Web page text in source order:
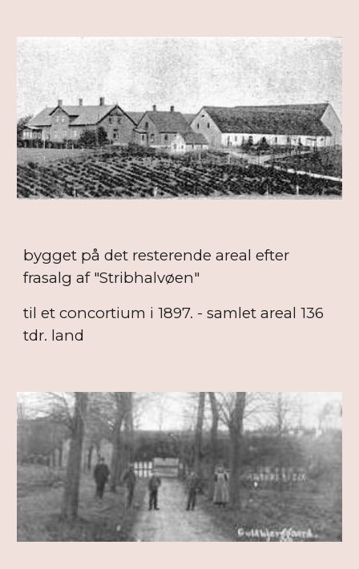
bygget på det resterende areal efter
frasalg af "Stribhalvøen"
til et concortium i 1897. - samlet areal 136
tdr. land